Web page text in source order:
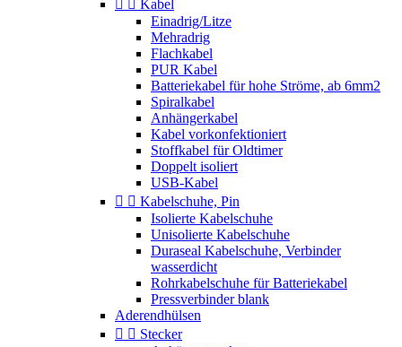
  Kabel
Einadrig/Litze
Mehradrig
Flachkabel
PUR Kabel
Batteriekabel für hohe Ströme, ab 6mm2
Spiralkabel
Anhängerkabel
Kabel vorkonfektioniert
Stoffkabel für Oldtimer
Doppelt isoliert
USB-Kabel
  Kabelschuhe, Pin
Isolierte Kabelschuhe
Unisolierte Kabelschuhe
Duraseal Kabelschuhe, Verbinder
wasserdicht
Rohrkabelschuhe für Batteriekabel
Pressverbinder blank
Aderendhülsen
  Stecker